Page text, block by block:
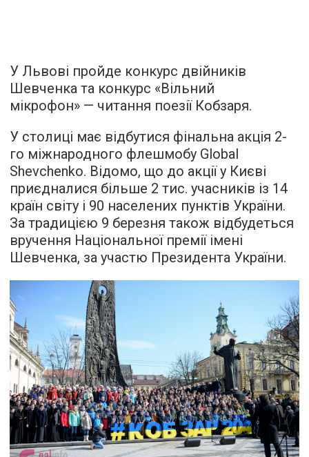
У Львові пройде конкурс двійників
Шевченка та конкурс «Вільний
мікрофон» — читання поезії Кобзаря.
У столиці має відбутися фінальна акція 2-
го міжнародного флешмобу Global
Shevchenko. Відомо, що до акції у Києві
приєдналися більше 2 тис. учасників із 14
країн світу і 90 населених пунктів України.
За традицією 9 березня також відбудеться
вручення Національної премії імені
Шевченка, за участю Президента України.